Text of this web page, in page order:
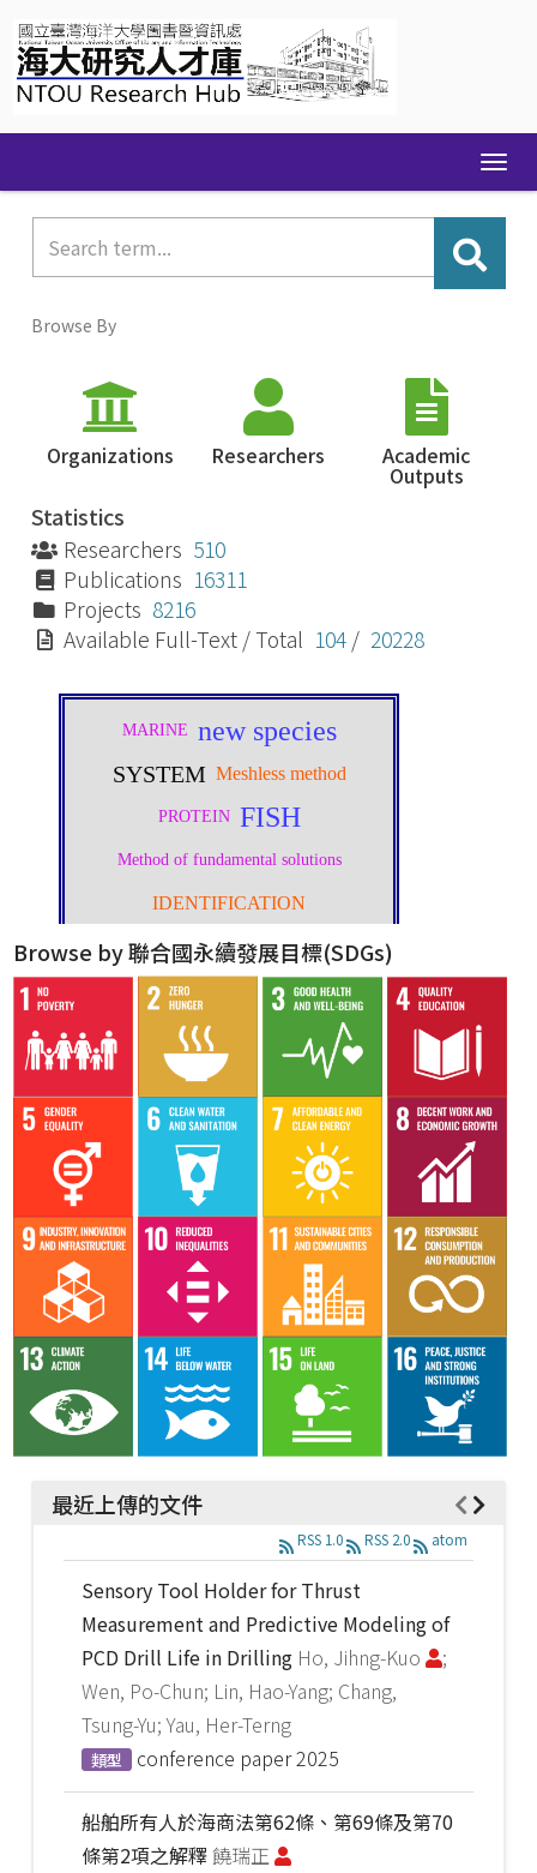
navigation
Browse By
Organizations Researchers Academic
Outputs
Statistics
Researchers 510
Publications 16311
Projects 8216
Available Full-Text / Total 104 / 20228
Browse by 聯合國永續發展目標(SDGs)
最近上傳的文件
RSS 1.0 RSS 2.0 atom
Sensory Tool Holder for Thrust
Measurement and Predictive Modeling of
PCD Drill Life in Drilling Ho, Jihng-Kuo
;
Wen, Po-Chun; Lin, Hao-Yang; Chang,
Tsung-Yu; Yau, Her-Terng
類型 conference paper2025
船舶所有人於海商法第62條、第69條及第70
條第2項之解釋饒瑞正